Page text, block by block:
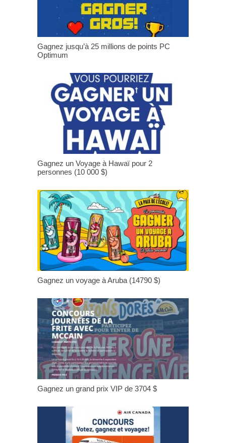
Gagnez jusqu’à 25 millions de points PC
Optimum
Gagnez un Voyage à Hawaï pour 2
personnes (10 000 $)
Gagnez un voyage à Aruba (14790 $)
Gagnez un grand prix VIP de 3704 $